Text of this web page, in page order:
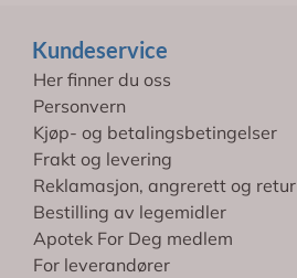
Kundeservice
Her finner du oss
Personvern
Kjøp- og betalingsbetingelser
Frakt og levering
Reklamasjon, angrerett og retur
Bestilling av legemidler
Apotek For Deg medlem
For leverandører